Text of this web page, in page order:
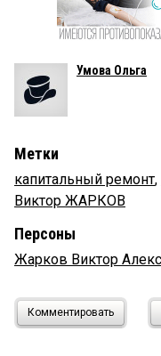
Умова Ольга
Метки
капитальный ремонт,
Виктор ЖАРКОВ
Персоны
Жарков Виктор
Комментировать